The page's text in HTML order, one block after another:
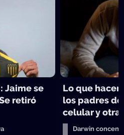
Jaime se
retiró
Lo que
los padres
celular y
Darwin